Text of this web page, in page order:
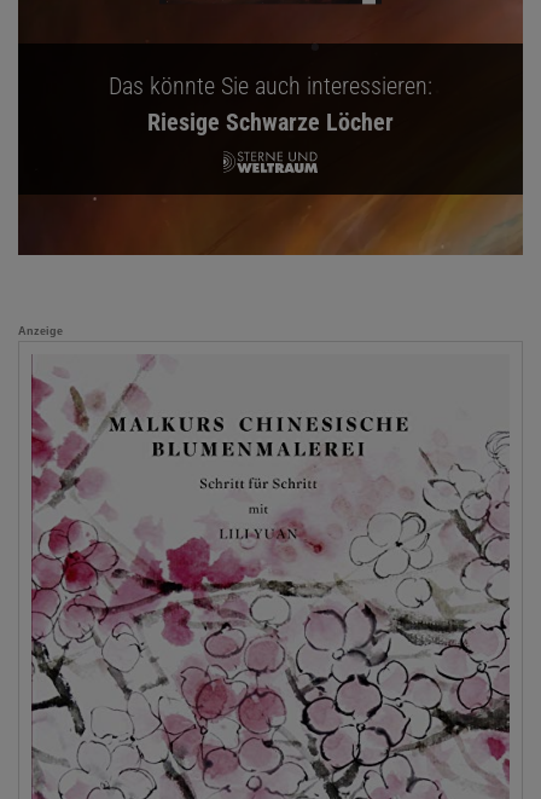
Das könnte Sie auch interessieren:
Riesige Schwarze Löcher
Anzeige